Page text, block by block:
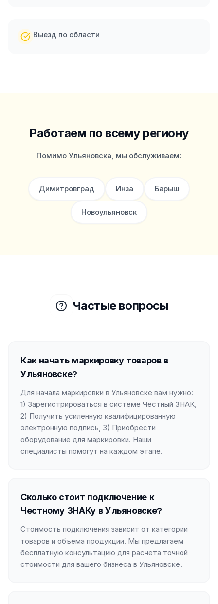
Выезд по области
Работаем по всему региону
Помимо Ульяновска, мы обслуживаем:
Димитровград Инза Барыш
Новоульяновск
Частые вопросы
Как начать маркировку товаров в
Ульяновске?
Для начала маркировки в Ульяновске вам нужно:
1) Зарегистрироваться в системе Честный ЗНАК,
2) Получить усиленную квалифицированную
электронную подпись, 3) Приобрести
оборудование для маркировки. Наши
специалисты помогут на каждом этапе.
Сколько стоит подключение к
Честному ЗНАКу в Ульяновске?
Стоимость подключения зависит от категории
товаров и объема продукции. Мы предлагаем
бесплатную консультацию для расчета точной
стоимости для вашего бизнеса в Ульяновске.